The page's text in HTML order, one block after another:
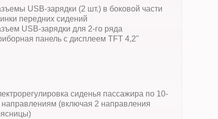
USB-зарядки (2 шт.) в боковой части
передних сидений
USB-зарядки для 2-го ряда
панель с дисплеем TFT 4,2"
сиденья пассажира по 10-
направлениям (включая 2 направления